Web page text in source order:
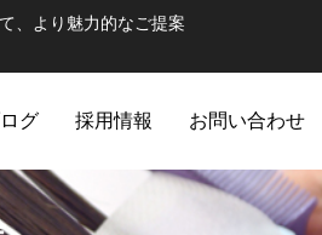
、より魅力的なご提案
グ 採用情報 お問い合わせ